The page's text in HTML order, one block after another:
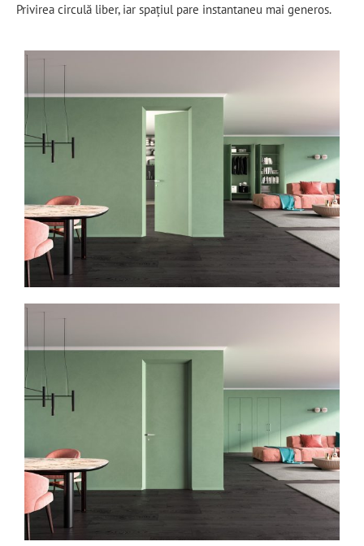
Privirea circulă liber, iar spațiul pare instantaneu mai generos.